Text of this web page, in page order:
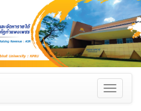
Toggle